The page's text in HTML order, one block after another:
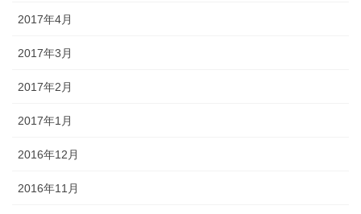
2017年4月
2017年3月
2017年2月
2017年1月
2016年12月
2016年11月